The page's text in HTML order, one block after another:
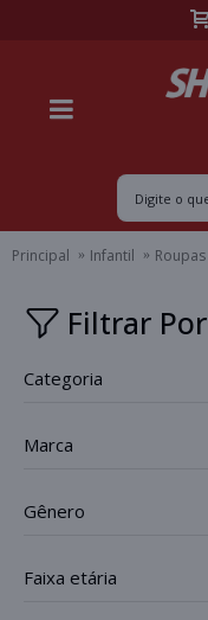
Principal Infantil Roupas
Filtrar Por
categoria
marca
gênero
faixa etária